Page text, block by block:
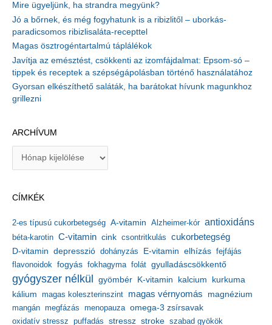
Mire ügyeljünk, ha strandra megyünk?
Jó a bőrnek, és még fogyhatunk is a ribizlitől – uborkás-
paradicsomos ribizlisaláta-recepttel
Magas ösztrogéntartalmú táplálékok
Javítja az emésztést, csökkenti az izomfájdalmat: Epsom-só –
tippek és receptek a szépségápolásban történő használatához
Gyorsan elkészíthető saláták, ha barátokat hívunk magunkhoz
grillezni
ARCHÍVUM
í
u
m
CÍMKÉK
2-es típusú cukorbetegség A-vitamin Alzheimer-kór antioxidáns
béta-karotin C-vitamin cink csontritkulás cukorbetegség
D-vitamin depresszió dohányzás E-vitamin elhízás fejfájás
flavonoidok fogyás fokhagyma folát gyulladáscsökkentő
gyógyszer nélkül gyömbér K-vitamin kalcium kurkuma
kálium magas koleszterinszint magas vérnyomás magnézium
mangán megfázás menopauza omega-3 zsírsavak
oxidatív stressz puffadás stressz stroke szabad gyökök